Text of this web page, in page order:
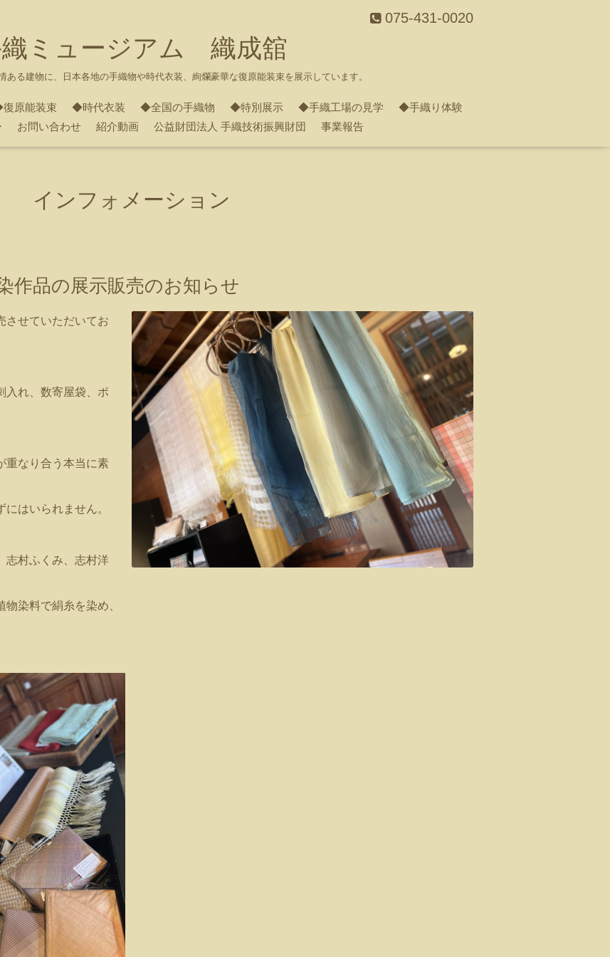
075-431-0020
ミュージアム 織成舘
ある建物に、日本各地の手織物や時代衣装、絢爛豪華な復原能装束を展示しています。
原能装束 ◆時代衣装 ◆全国の手織物 ◆特別展示 ◆手織工場の見学
◆手織り体験
お問い合わせ 紹介動画 公益財団法人 手織技術振興財団 事業報告
インフォメーション
品の展示販売のお知らせ
させていただいてお
入れ、数寄屋袋、ポ
重なり合う本当に素
はいられません。
志村ふくみ、志村洋
染料で絹糸を染め、